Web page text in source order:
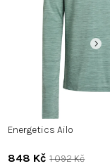
Energetics Ailo
848 Kč 1 092 Kč